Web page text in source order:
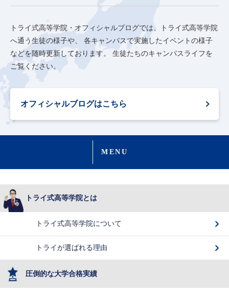
トライ式高等学院・オフィシャルブログでは、トライ式高等学院
へ通う生徒の様子や、
各キャンパスで実施したイベントの様子
などを随時更新しております。
生徒たちのキャンパスライフを
ご覧ください。
オフィシャルブログはこちら
MENU
トライ式高等学院とは
トライ式高等学院について
トライが選ばれる理由
圧倒的な大学合格実績